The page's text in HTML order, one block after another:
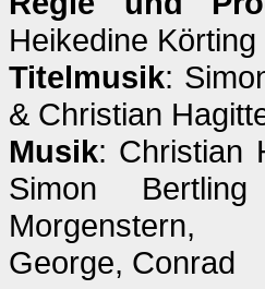
Heikedine Körting
Titelmusik:
& Christian
Musik: Christian
Simon
George, Conrad